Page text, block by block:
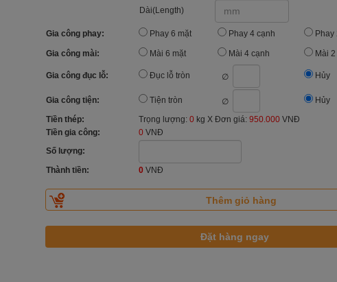
Dài(Length)
Gia công phay: Phay 6 mặt Phay 4 cạnh Phay
Gia công mài: Mài 6 mặt Mài 4 cạnh Mài
Gia công đục lỗ: Đục lỗ tròn ∅ Hủy
Gia công tiện: Tiện tròn ∅
Hủy
Tiền thép:
Trọng lượng: 0 kg X Đơn giá: 950.000 VNĐ
Tiền gia công:
0 VNĐ
Số lượng:
Thành tiền:
0 VNĐ